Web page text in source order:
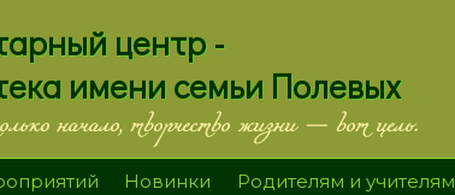
центр -
имени семьи Полевых
начало, творчество жизни — вот цель.
Новинки Родителям и учителям